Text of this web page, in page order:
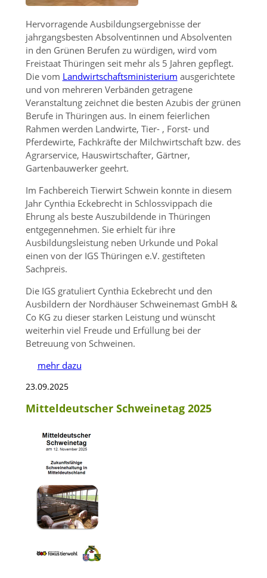
Hervorragende Ausbildungsergebnisse der
jahrgangsbesten Absolventinnen und Absolventen
in den Grünen Berufen zu würdigen, wird vom
Freistaat Thüringen seit mehr als 5 Jahren gepflegt.
Die vom Landwirtschaftsministerium ausgerichtete
und von mehreren Verbänden getragene
Veranstaltung zeichnet die besten Azubis der grünen
Berufe in Thüringen aus. In einem feierlichen
Rahmen werden Landwirte, Tier- , Forst- und
Pferdewirte, Fachkräfte der Milchwirtschaft bzw. des
Agrarservice, Hauswirtschafter, Gärtner,
Gartenbauwerker geehrt.
Im Fachbereich Tierwirt Schwein konnte in diesem
Jahr Cynthia Eckebrecht in Schlossvippach die
Ehrung als beste Auszubildende in Thüringen
entgegennehmen. Sie erhielt für ihre
Ausbildungsleistung neben Urkunde und Pokal
einen von der IGS Thüringen e.V. gestifteten
Sachpreis.
Die IGS gratuliert Cynthia Eckebrecht und den
Ausbildern der Nordhäuser Schweinemast GmbH &
Co KG zu dieser starken Leistung und wünscht
weiterhin viel Freude und Erfüllung bei der
Betreuung von Schweinen.
mehr dazu
23.09.2025
Mitteldeutscher Schweinetag 2025